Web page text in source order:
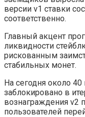
версии v1 ставки
соответственно.
Главный акцент
ликвидности
рискованным
стабильных монет.
На сегодня около
заблокировано в
вознаграждения v2
пользователей